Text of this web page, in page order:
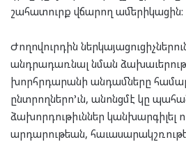
շահատուրք վճարող ամերիկացին:
Ժողովուրդին
անդրադառնալ նման
խորհրդարանի անդամները
ընտրողներո’ւն, անոնցմէ կը
ձախորդութիւններ կանխարգիլել
արդարութեան,